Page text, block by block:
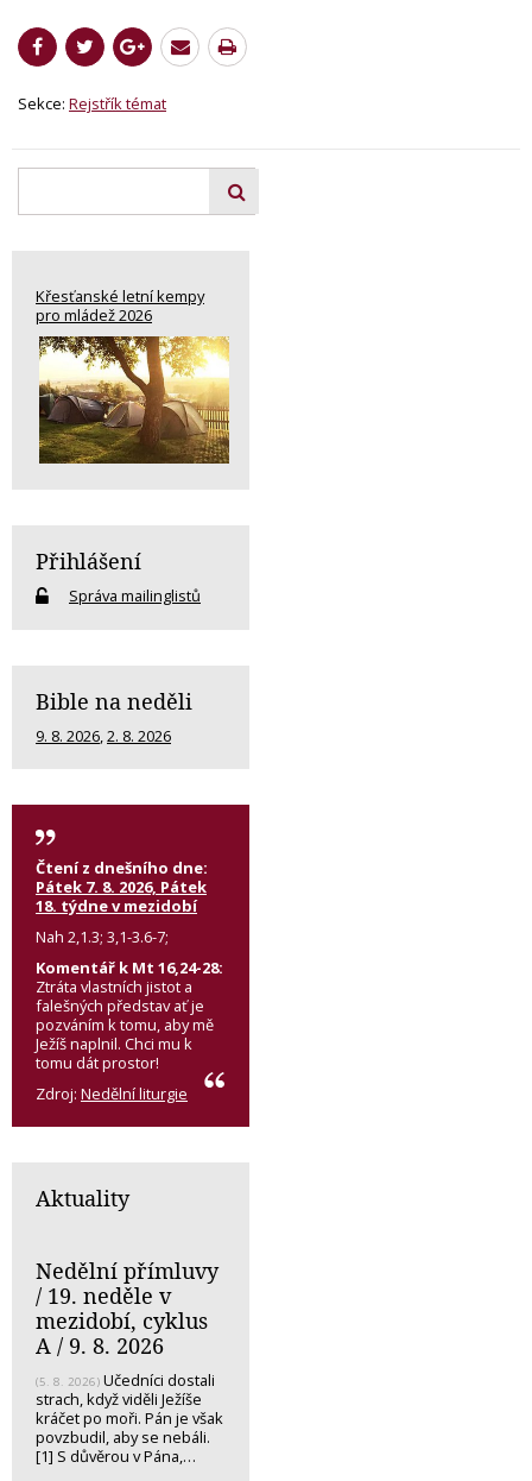
Sekce: Rejstřík témat
Křesťanské letní kempy
pro mládež 2026
Přihlášení
Správa mailinglistů
Bible na neděli
9. 8. 2026,2. 8. 2026
Čtení z dnešního dne:
Pátek 7. 8. 2026, Pátek
18. týdne v mezidobí
Nah 2,1.3; 3,1-3.6-7;
Komentář k Mt 16,24-28:
Ztráta vlastních jistot a
falešných představ ať je
pozváním k tomu, aby mě
Ježíš naplnil. Chci mu k
tomu dát prostor!
Zdroj: Nedělní liturgie
Aktuality
Nedělní přímluvy
/ 19. neděle v
mezidobí, cyklus
A / 9. 8. 2026
(5. 8. 2026) Učedníci dostali
strach, když viděli Ježíše
kráčet po moři. Pán je však
povzbudil, aby se nebáli.
[1] S důvěrou v Pána,…